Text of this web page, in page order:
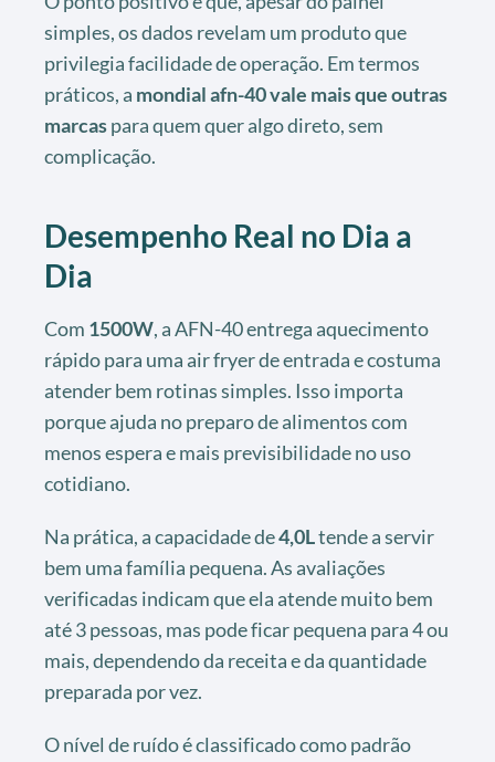
simples, os dados revelam um produto que
privilegia facilidade de operação. Em termos
práticos, a mondial afn-40 vale mais que outras
marcaspara quem quer algo direto, sem
complicação.
Desempenho Real no Dia a
Dia
Com 1500W, a AFN-40 entrega aquecimento
rápido para uma air fryer de entrada e costuma
atender bem rotinas simples. Isso importa
porque ajuda no preparo de alimentos com
menos espera e mais previsibilidade no uso
cotidiano.
Na prática, a capacidade de4,0Ltende a servir
bem uma família pequena. As avaliações
verificadas indicam que ela atende muito bem
até 3 pessoas, mas pode ficar pequena para 4 ou
mais, dependendo da receita e da quantidade
preparada por vez.
O nível de ruído é classificado como padrão